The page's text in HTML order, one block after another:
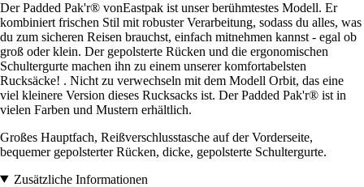
Der Padded Pak'r® vonEastpak ist unser berühmtestes Modell. Er
kombiniert frischen Stil mit robuster Verarbeitung, sodass du alles, was
du zum sicheren Reisen brauchst, einfach mitnehmen kannst - egal ob
groß oder klein. Der gepolsterte Rücken und die ergonomischen
Schultergurte machen ihn zu einem unserer komfortabelsten
Rucksäcke! . Nicht zu verwechseln mit dem Modell Orbit, das eine
viel kleinere Version dieses Rucksacks ist. Der Padded Pak'r® ist in
vielen Farben und Mustern erhältlich.
Großes Hauptfach, Reißverschlusstasche auf der Vorderseite,
bequemer gepolsterter Rücken, dicke, gepolsterte Schultergurte.
Zusätzliche Informationen